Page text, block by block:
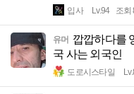
입사 Lv.94 조회
유머 깝깝하다를
국 사는 외국인
도로시스타일